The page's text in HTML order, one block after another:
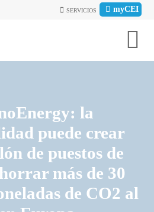
myCEI
SERVICIOS
la
puede crear
de puestos de
más de 30
de CO2 al